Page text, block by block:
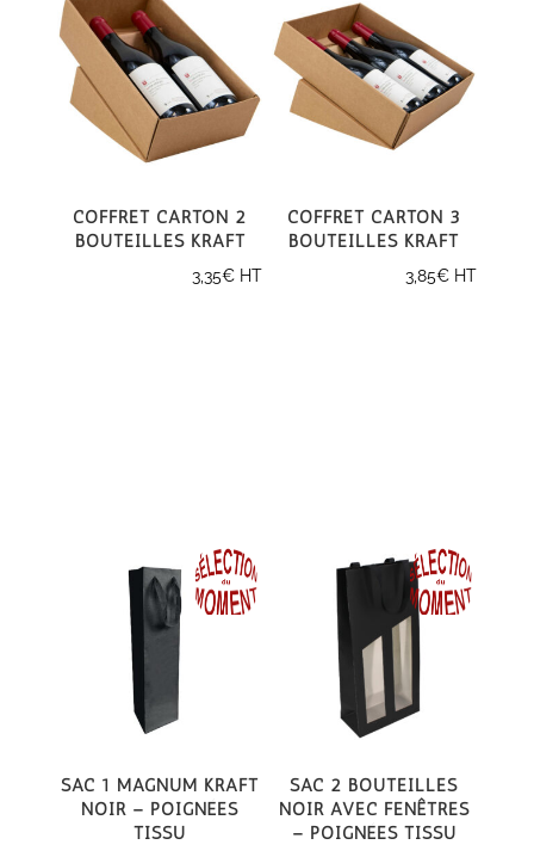
Coffret carton 2
bouteilles kraft
3,35€ HT
Coffret carton 3
bouteilles kraft
3,85€ HT
Sac 1 magnum kraft
noir – poignées
tissu
Sac 2 bouteilles
noir avec fenêtres
– poignées tissu